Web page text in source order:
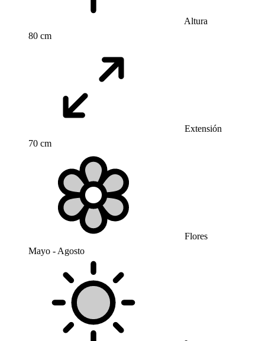
Altura
80 cm
Extensión
70 cm
Flores
Mayo - Agosto